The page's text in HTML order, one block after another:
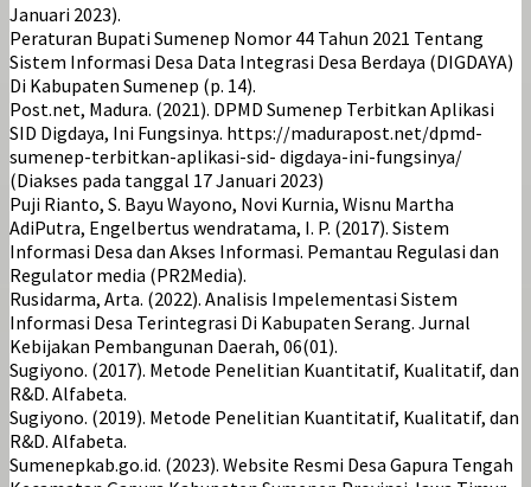
Januari 2023).
Peraturan Bupati Sumenep Nomor 44 Tahun 2021 Tentang
Sistem Informasi Desa Data Integrasi Desa Berdaya (DIGDAYA)
Di Kabupaten Sumenep (p. 14).
Post.net, Madura. (2021). DPMD Sumenep Terbitkan Aplikasi
SID Digdaya, Ini Fungsinya. https://madurapost.net/dpmd-
sumenep-terbitkan-aplikasi-sid- digdaya-ini-fungsinya/
(Diakses pada tanggal 17 Januari 2023)
Puji Rianto, S. Bayu Wayono, Novi Kurnia, Wisnu Martha
AdiPutra, Engelbertus wendratama, I. P. (2017). Sistem
Informasi Desa dan Akses Informasi. Pemantau Regulasi dan
Regulator media (PR2Media).
Rusidarma, Arta. (2022). Analisis Impelementasi Sistem
Informasi Desa Terintegrasi Di Kabupaten Serang. Jurnal
Kebijakan Pembangunan Daerah, 06(01).
Sugiyono. (2017). Metode Penelitian Kuantitatif, Kualitatif, dan
R&D. Alfabeta.
Sugiyono. (2019). Metode Penelitian Kuantitatif, Kualitatif, dan
R&D. Alfabeta.
Sumenepkab.go.id. (2023). Website Resmi Desa Gapura Tengah